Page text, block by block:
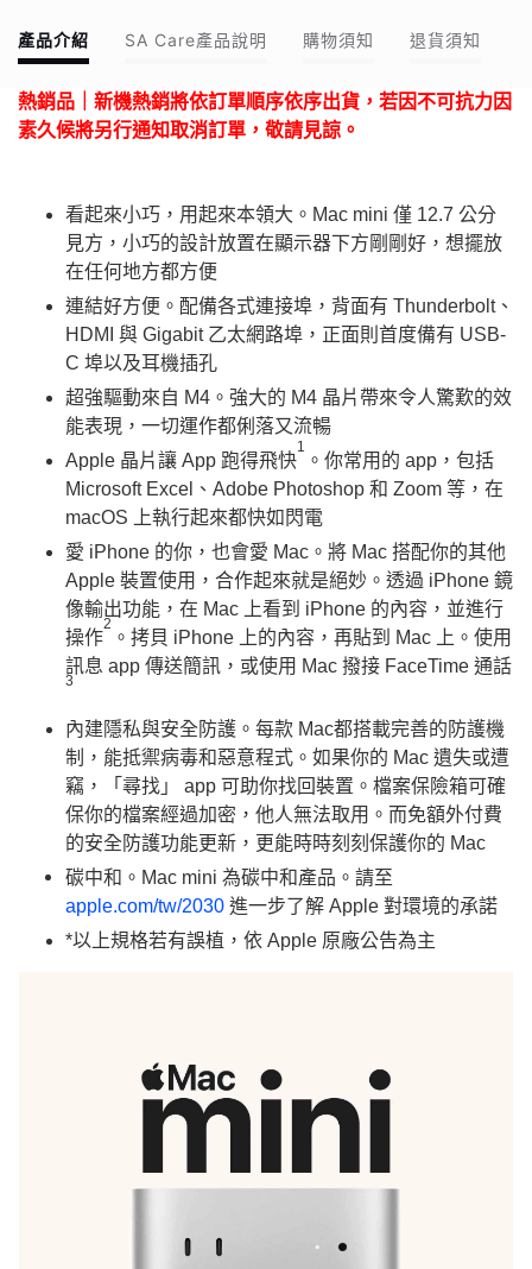
產品介紹 SA Care產品說明 購物須知 退貨須知
熱銷品｜新機熱銷將依訂單順序依序出貨，若因不可抗力因
素久候將另行通知取消訂單，敬請見諒。
看起來小巧，用起來本領大。Mac mini 僅 12.7 公分
見方，小巧的設計放置在顯示器下方剛剛好，想擺放
在任何地方都方便
連結好方便。配備各式連接埠，背面有 Thunderbolt、
HDMI 與 Gigabit 乙太網路埠，正面則首度備有 USB-
C 埠以及耳機插孔
超強驅動來自 M4。強大的 M4 晶片帶來令人驚歎的效
能表現，一切運作都俐落又流暢
Apple 晶片讓 App 跑得飛快
1
。你常用的 app，包括
Microsoft Excel、Adobe Photoshop 和 Zoom 等，在
macOS 上執行起來都快如閃電
愛 iPhone 的你，也會愛 Mac。將 Mac 搭配你的其他
Apple 裝置使用，合作起來就是絕妙。透過 iPhone 鏡
像輸出功能，在 Mac 上看到 iPhone 的內容，並進行
操作
2
。拷貝 iPhone 上的內容，再貼到 Mac 上。使用
訊息 app 傳送簡訊，或使用 Mac 撥接 FaceTime 通話
3
內建隱私與安全防護。每款 Mac都搭載完善的防護機
制，能抵禦病毒和惡意程式。如果你的 Mac 遺失或遭
竊，「尋找」 app 可助你找回裝置。檔案保險箱可確
保你的檔案經過加密，他人無法取用。而免額外付費
的安全防護功能更新，更能時時刻刻保護你的 Mac
碳中和。Mac mini 為碳中和產品。請至
apple.com/tw/2030 進一步了解 Apple 對環境的承諾
*以上規格若有誤植，依 Apple 原廠公告為主